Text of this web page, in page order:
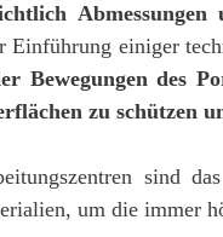
Einführung einiger
Bewegungen des
zu schützen
sind
um die immer